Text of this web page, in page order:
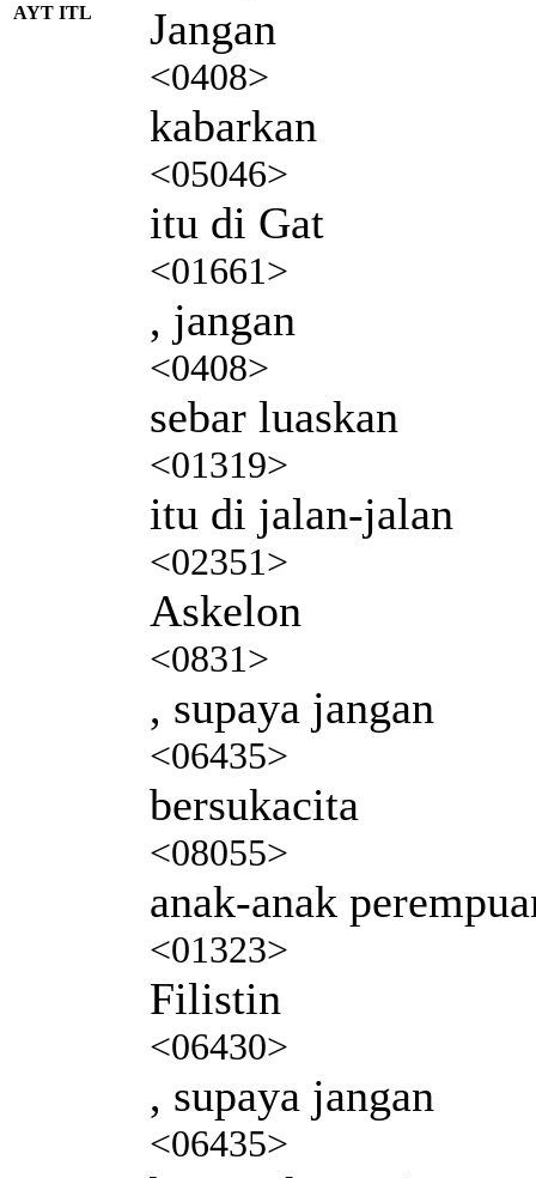
AYT ITL Jangan
<0408>
kabarkan
<05046>
itu di Gat
<01661>
, jangan
<0408>
sebar luaskan
<01319>
itu di jalan-jalan
<02351>
Askelon
<0831>
, supaya jangan
<06435>
bersukacita
<08055>
anak-anak
<01323>
Filistin
<06430>
, supaya jangan
<06435>